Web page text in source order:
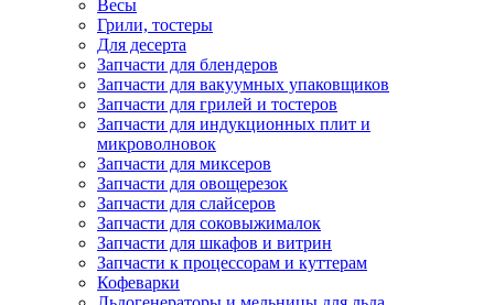
Весы
Грили, тостеры
Для десерта
Запчасти для блендеров
Запчасти для вакуумных упаковщиков
Запчасти для грилей и тостеров
Запчасти для индукционных плит и
микроволновок
Запчасти для миксеров
Запчасти для овощерезок
Запчасти для слайсеров
Запчасти для соковыжималок
Запчасти для шкафов и витрин
Запчасти к процессорам и куттерам
Кофеварки